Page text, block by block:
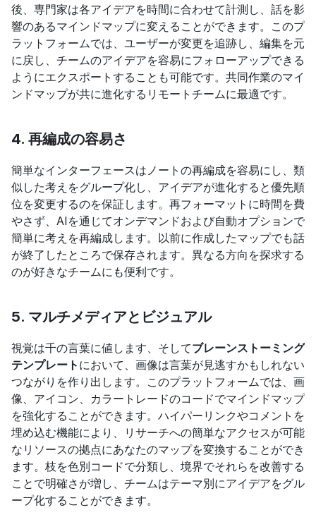
後、専門家は各アイデアを時間に合わせて計測し、話を影
響のあるマインドマップに変えることができます。このプ
ラットフォームでは、ユーザーが変更を追跡し、編集を元
に戻し、チームのアイデアを容易にフォローアップできる
ようにエクスポートすることも可能です。共同作業のマイ
ンドマップが共に進化するリモートチームに最適です。
4. 再編成の容易さ
簡単なインターフェースはノートの再編成を容易にし、類
似した考えをグループ化し、アイデアが進化すると優先順
位を変更するのを保証します。再フォーマットに時間を費
やさず、AIを通じてオンデマンドおよび自動オプションで
簡単に考えを再編成します。以前に作成したマップでも話
が終了したところで保存されます。異なる方向を探求する
のが好きなチームにも便利です。
5. マルチメディアとビジュアル
視覚は千の言葉に値します、そしてブレーンストーミング
テンプレート において、画像は言葉が見逃すかもしれない
つながりを作り出します。このプラットフォームでは、画
像、アイコン、カラートレードのコードでマインドマップ
を強化することができます。ハイパーリンクやコメントを
埋め込む機能により、リサーチへの簡単なアクセスが可能
なリソースの拠点にあなたのマップを変換することができ
ます。枝を色別コードで分類し、境界でそれらを改善する
ことで明確さが増し、チームはテーマ別にアイデアをグル
ープ化することができます。